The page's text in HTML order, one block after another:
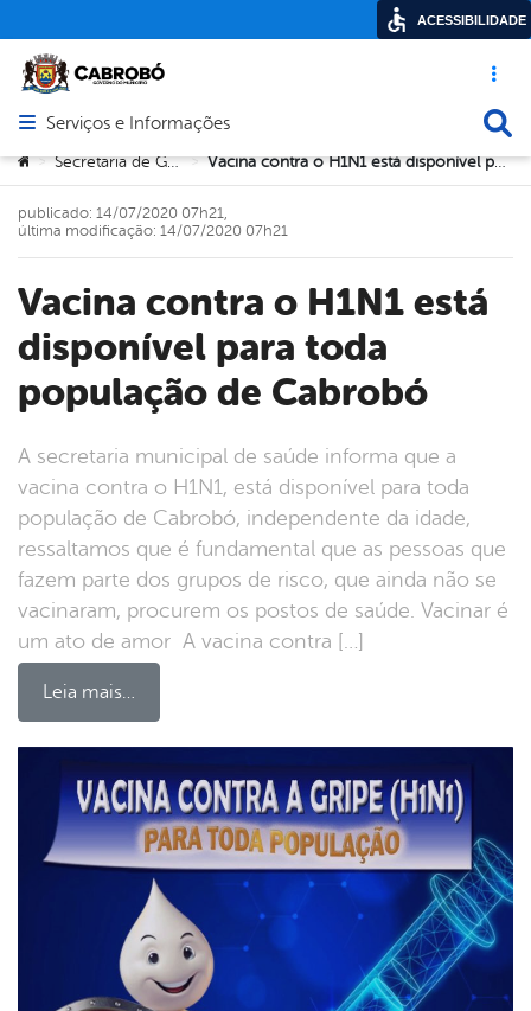
Acesso
Abrir menu principal de navegação
Serviços e Informações
Você está aqui:
> Secretaria de Governo > Vacina contra o H1N1 está disponível para toda população de Cabrobó
Vacina contra o H1N1 está
disponível para toda
população de Cabrobó
A secretaria municipal de saúde informa que a
vacina contra o H1N1, está disponível para toda
população de Cabrobó, independente da idade,
ressaltamos que é fundamental que as pessoas que
fazem parte dos grupos de risco, que ainda não se
vacinaram, procurem os postos de saúde. Vacinar é
um ato de amor A vacina contra […]
Leia mais…
publicado: 14/07/2020 07h21,
última modificação: 14/07/2020 07h21
ACESSIBILIDADE